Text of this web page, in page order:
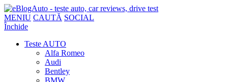
MENIU CAUTĂ SOCIAL
Închide
Teste AUTO
Alfa Romeo
Audi
Bentley
BMW